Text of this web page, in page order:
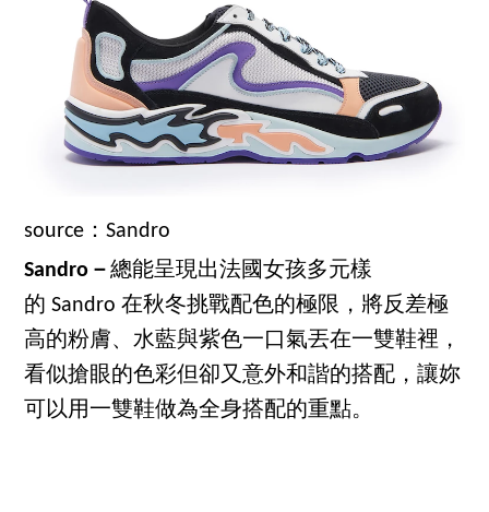
source：Sandro
Sandro－總能呈現出法國女孩多元樣
的 Sandro 在秋冬挑戰配色的極限，將反差極
高的粉膚、水藍與紫色一口氣丟在一雙鞋裡，
看似搶眼的色彩但卻又意外和諧的搭配，讓妳
可以用一雙鞋做為全身搭配的重點。